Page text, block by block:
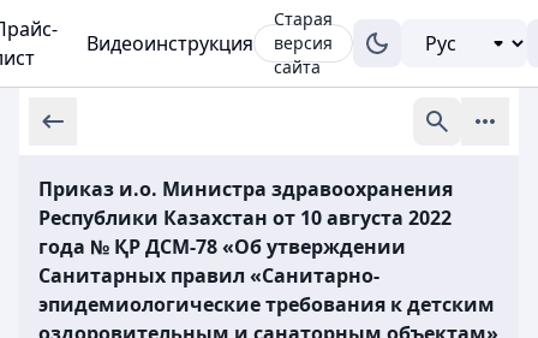
Видеоинструкция
Старая
версия
сайта
Приказ и.о. Министра здравоохранения
Республики Казахстан от 10 августа 2022
года № ҚР ДСМ-78 «Об утверждении
Санитарных правил «Санитарно-
эпидемиологические требования к детским